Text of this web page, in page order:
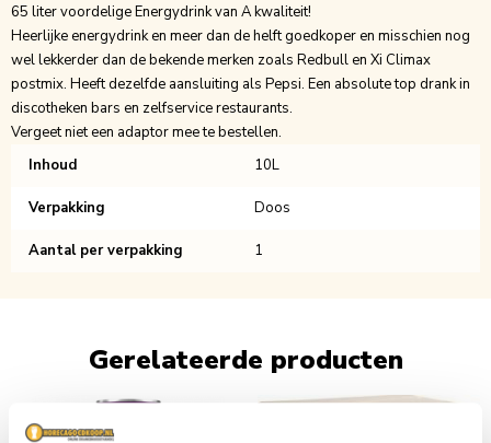
65 liter voordelige Energydrink van A kwaliteit!
Heerlijke energydrink en meer dan de helft goedkoper en misschien nog
wel lekkerder dan de bekende merken zoals Redbull en Xi Climax
postmix. Heeft dezelfde aansluiting als Pepsi. Een absolute top drank in
discotheken bars en zelfservice restaurants.
Vergeet niet een adaptor mee te bestellen.
Inhoud
10L
Verpakking Doos
Aantal per verpakking 1
Gerelateerde producten
Navigating through the elements of the carousel is possible
Press to skip carousel
Press to go to carousel navigation